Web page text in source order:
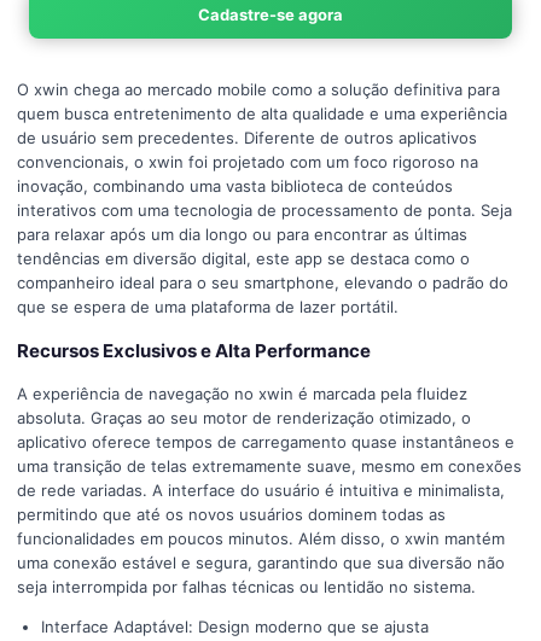
Cadastre-se agora
O xwin chega ao mercado mobile como a solução definitiva para
quem busca entretenimento de alta qualidade e uma experiência
de usuário sem precedentes. Diferente de outros aplicativos
convencionais, o xwin foi projetado com um foco rigoroso na
inovação, combinando uma vasta biblioteca de conteúdos
interativos com uma tecnologia de processamento de ponta. Seja
para relaxar após um dia longo ou para encontrar as últimas
tendências em diversão digital, este app se destaca como o
companheiro ideal para o seu smartphone, elevando o padrão do
que se espera de uma plataforma de lazer portátil.
Recursos Exclusivos e Alta Performance
A experiência de navegação no xwin é marcada pela fluidez
absoluta. Graças ao seu motor de renderização otimizado, o
aplicativo oferece tempos de carregamento quase instantâneos e
uma transição de telas extremamente suave, mesmo em conexões
de rede variadas. A interface do usuário é intuitiva e minimalista,
permitindo que até os novos usuários dominem todas as
funcionalidades em poucos minutos. Além disso, o xwin mantém
uma conexão estável e segura, garantindo que sua diversão não
seja interrompida por falhas técnicas ou lentidão no sistema.
Interface Adaptável: Design moderno que se ajusta